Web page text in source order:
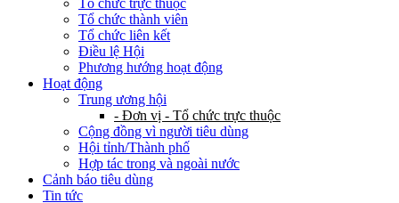
Tổ chức trực thuộc
Tổ chức thành viên
Tổ chức liên kết
Điều lệ Hội
Phương hướng hoạt động
Hoạt động
Trung ương hội
- Đơn vị - Tổ chức trực thuộc
Cộng đồng vì người tiêu dùng
Hội tỉnh/Thành phố
Hợp tác trong và ngoài nước
Cảnh báo tiêu dùng
Tin tức